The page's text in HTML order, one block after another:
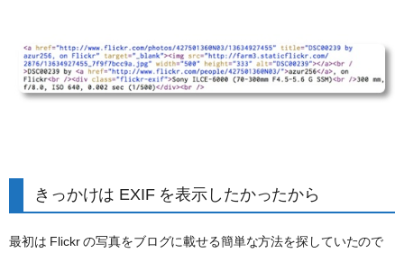
きっかけは EXIF を表示したかったから
最初は Flickr の写真をブログに載せる簡単な方法を探していたので